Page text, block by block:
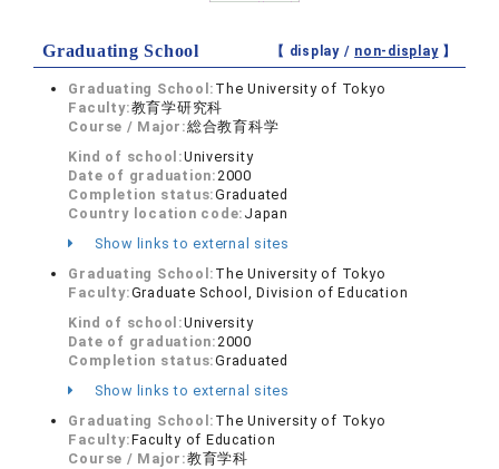
Graduating School 【 display / non-display】
Graduating School: The University of Tokyo
Faculty:教育学研究科
Course / Major:総合教育科学
Kind of school:University
Date of graduation:2000
Completion status:Graduated
Country location code: Japan
Show links to external sites
Graduating School: The University of Tokyo
Faculty:Graduate School, Division of Education
Kind of school:University
Date of graduation:2000
Completion status:Graduated
Show links to external sites
Graduating School: The University of Tokyo
Faculty:Faculty of Education
Course / Major:教育学科